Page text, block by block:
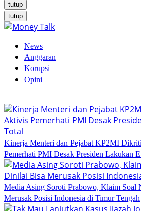
tutup
tutup
News
Anggaran
Korupsi
Opini
Kinerja Menteri dan Pejabat KP2MI
Pemerhati PMI Desak Presiden Lakukan
Media Asing Soroti Prabowo, Klaim
Merusak Posisi Indonesia di Timur Tengah